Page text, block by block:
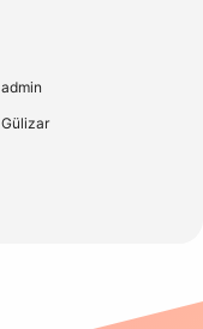
admin
Gülizar